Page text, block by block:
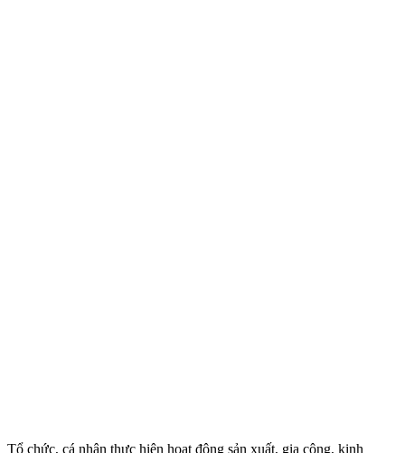
Tổ chức, cá nhân thực hiện hoạt động sản xuất, gia công, kinh